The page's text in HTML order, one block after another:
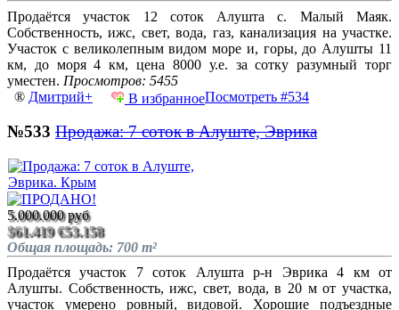
Продаётся участок 12 соток Алушта с. Малый Маяк.
Собственность, ижс, свет, вода, газ, канализация на участке.
Участок с великолепным видом море и, горы, до Алушты 11
км, до моря 4 км, цена 8000 у.е. за сотку разумный торг
уместен. Просмотров: 5455
® Дмитрий+ В избранноеПосмотреть #534
№533 Продажа: 7 соток в Алуште, Эврика
5.000.000 руб
$61.419 €53.158
Общая площадь: 700 m²
Продаётся участок 7 соток Алушта р-н Эврика 4 км от
Алушты. Собственность, ижс, свет, вода, в 20 м от участка,
участок умерено ровный, видовой. Хорошие подъездные